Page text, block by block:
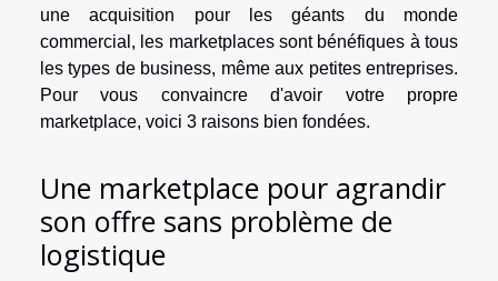
une acquisition pour les géants du monde
commercial, les marketplaces sont bénéfiques à tous
les types de business, même aux petites entreprises.
Pour vous convaincre d'avoir votre propre
marketplace, voici 3 raisons bien fondées.
Une marketplace pour agrandir
son offre sans problème de
logistique